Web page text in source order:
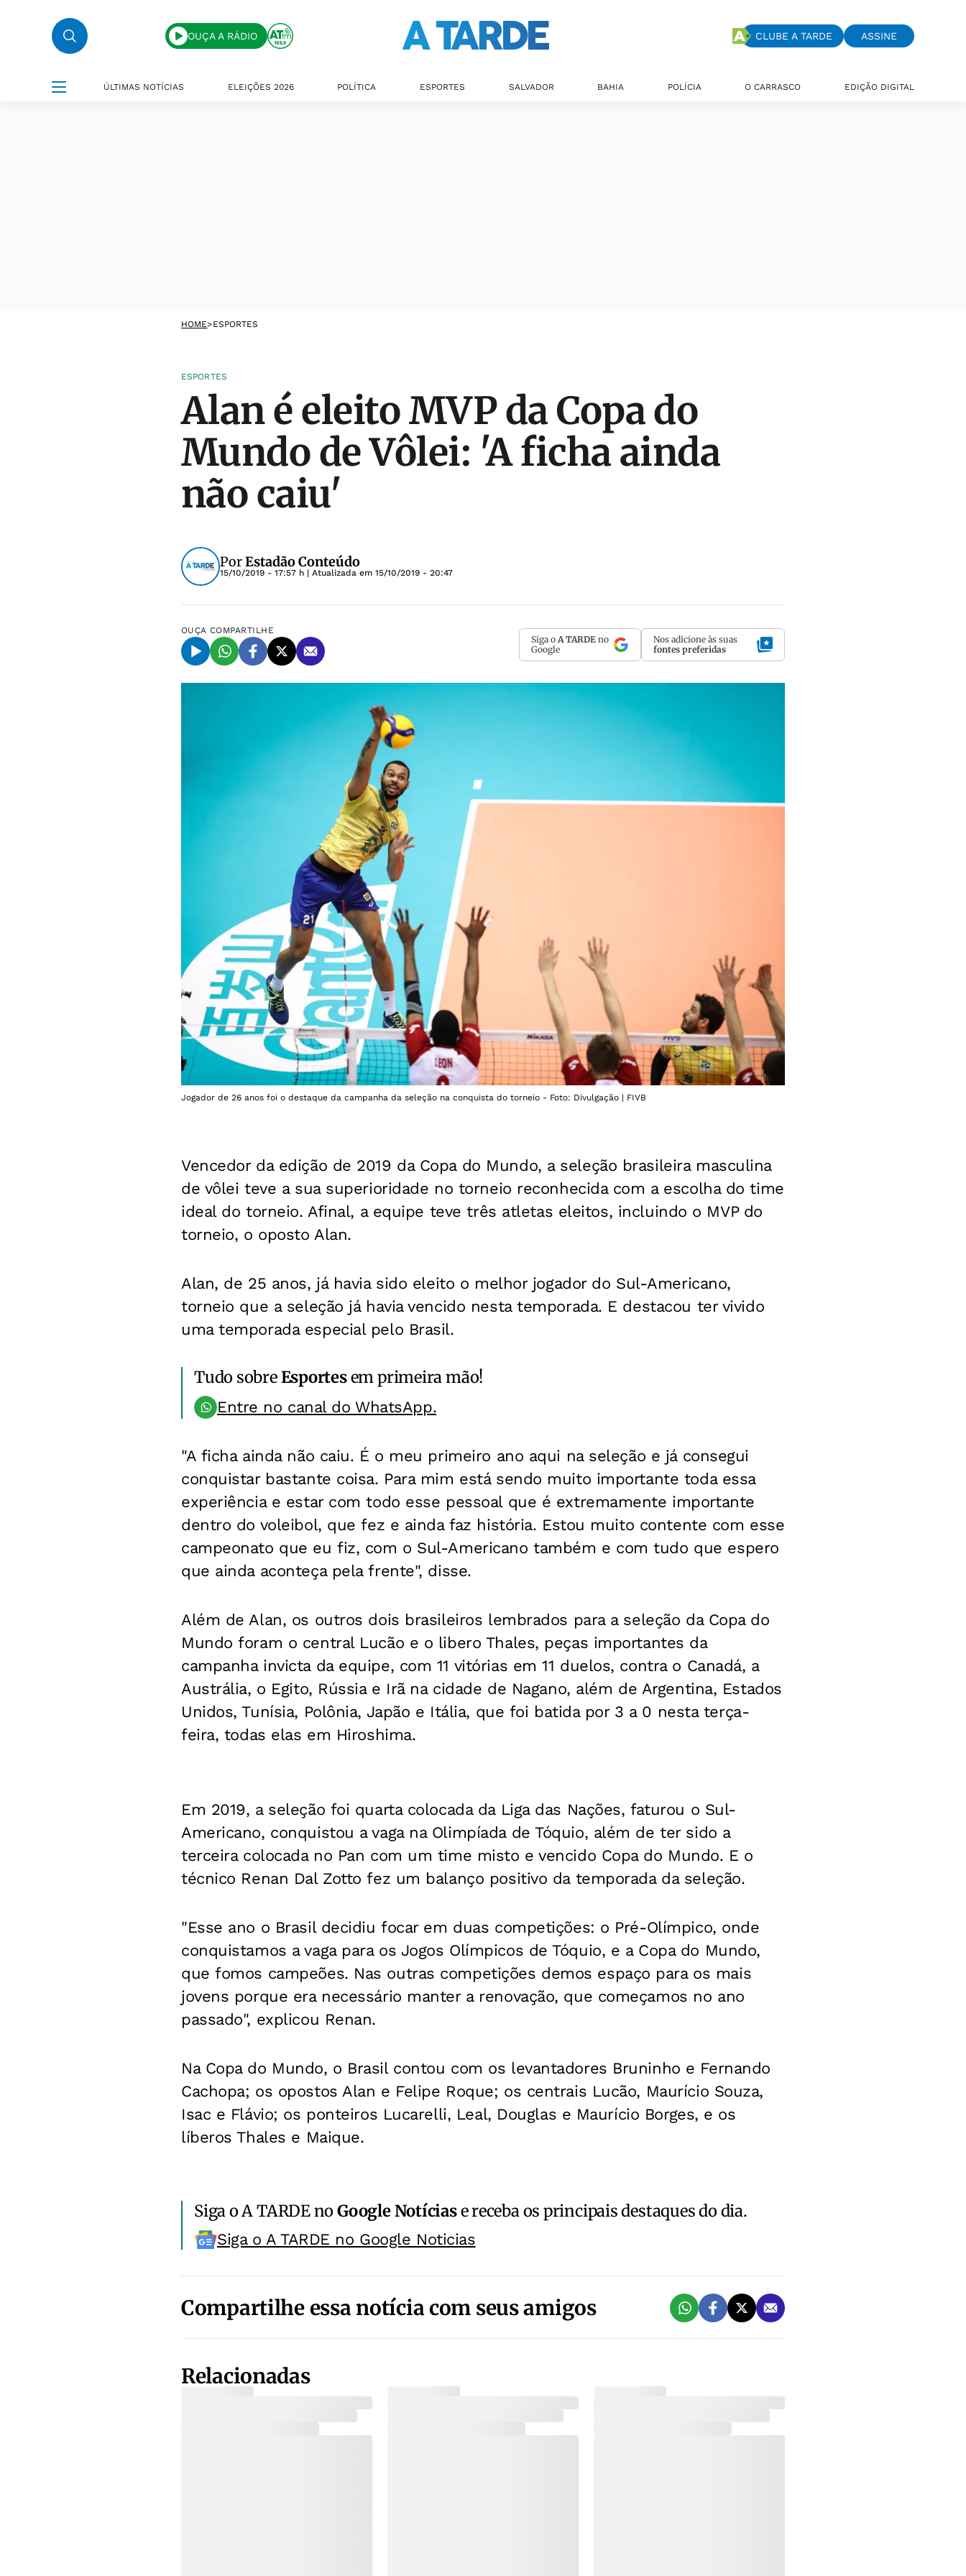
OUÇA A RÁDIO CLUBE A TARDE ASSINE
ÚLTIMAS NOTÍCIAS ELEIÇÕES 2026 POLÍTICA ESPORTES SALVADOR BAHIA POLÍCIA O CARRASCO EDIÇÃO DIGITAL
HOME>ESPORTES
ESPORTES
Alan é eleito MVP da Copa do
Mundo de Vôlei: 'A ficha ainda
não caiu'
PorEstadão Conteúdo
15/10/2019 - 17:57 h | Atualizada em 15/10/2019 - 20:47
OUÇA COMPARTILHE
Siga o A TARDE no
Google
Nos adicione às suas
fontes preferidas
Jogador de 26 anos foi o destaque da campanha da seleção na conquista do torneio - Foto: Divulgação | FIVB
Vencedor da edição de 2019 da Copa do Mundo, a seleção brasileira masculina
de vôlei teve a sua superioridade no torneio reconhecida com a escolha do time
ideal do torneio. Afinal, a equipe teve três atletas eleitos, incluindo o MVP do
torneio, o oposto Alan.
Alan, de 25 anos, já havia sido eleito o melhor jogador do Sul-Americano,
torneio que a seleção já havia vencido nesta temporada. E destacou ter vivido
uma temporada especial pelo Brasil.
Tudo sobreEsportesem primeira mão!
Entre no canal do WhatsApp.
"A ficha ainda não caiu. É o meu primeiro ano aqui na seleção e já consegui
conquistar bastante coisa. Para mim está sendo muito importante toda essa
experiência e estar com todo esse pessoal que é extremamente importante
dentro do voleibol, que fez e ainda faz história. Estou muito contente com esse
campeonato que eu fiz, com o Sul-Americano também e com tudo que espero
que ainda aconteça pela frente", disse.
Além de Alan, os outros dois brasileiros lembrados para a seleção da Copa do
Mundo foram o central Lucão e o libero Thales, peças importantes da
campanha invicta da equipe, com 11 vitórias em 11 duelos, contra o Canadá, a
Austrália, o Egito, Rússia e Irã na cidade de Nagano, além de Argentina, Estados
Unidos, Tunísia, Polônia, Japão e Itália, que foi batida por 3 a 0 nesta terça-
feira, todas elas em Hiroshima.
Em 2019, a seleção foi quarta colocada da Liga das Nações, faturou o Sul-
Americano, conquistou a vaga na Olimpíada de Tóquio, além de ter sido a
terceira colocada no Pan com um time misto e vencido Copa do Mundo. E o
técnico Renan Dal Zotto fez um balanço positivo da temporada da seleção.
"Esse ano o Brasil decidiu focar em duas competições: o Pré-Olímpico, onde
conquistamos a vaga para os Jogos Olímpicos de Tóquio, e a Copa do Mundo,
que fomos campeões. Nas outras competições demos espaço para os mais
jovens porque era necessário manter a renovação, que começamos no ano
passado", explicou Renan.
Na Copa do Mundo, o Brasil contou com os levantadores Bruninho e Fernando
Cachopa; os opostos Alan e Felipe Roque; os centrais Lucão, Maurício Souza,
Isac e Flávio; os ponteiros Lucarelli, Leal, Douglas e Maurício Borges, e os
líberos Thales e Maique.
Siga o A TARDE noGoogle Notíciase receba os principais destaques do dia.
Siga o A TARDE no Google Noticias
Compartilhe essa notícia com seus amigos
Relacionadas